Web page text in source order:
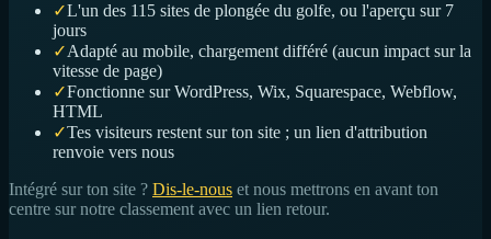
✓L'un des 115 sites de plongée du golfe, ou l'aperçu sur 7
jours
✓Adapté au mobile, chargement différé (aucun impact sur la
vitesse de page)
✓Fonctionne sur WordPress, Wix, Squarespace, Webflow,
HTML
✓Tes visiteurs restent sur ton site ; un lien d'attribution
renvoie vers nous
Intégré sur ton site ? Dis-le-nous et nous mettrons en avant ton
centre sur notre classement avec un lien retour.